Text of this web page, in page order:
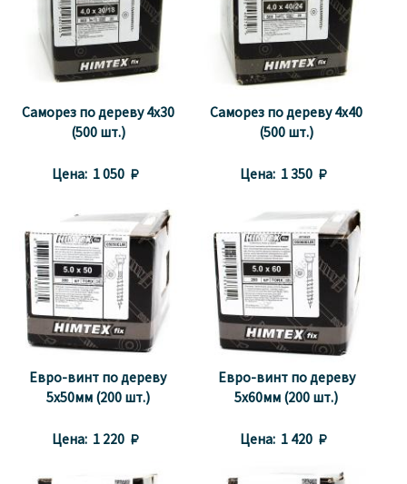
Саморез по дереву 4x30
(500 шт.)
Цена: 1 050 
Саморез по дереву 4x40
(500 шт.)
Цена: 1 350 
Евро-винт по дереву
5x50мм (200 шт.)
Цена: 1 220 
Евро-винт по дереву
5x60мм (200 шт.)
Цена: 1 420 